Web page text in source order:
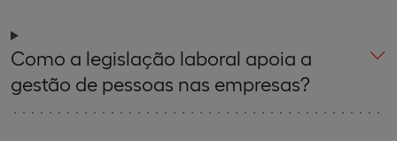
Como a legislação laboral apoia a
gestão de pessoas nas empresas?